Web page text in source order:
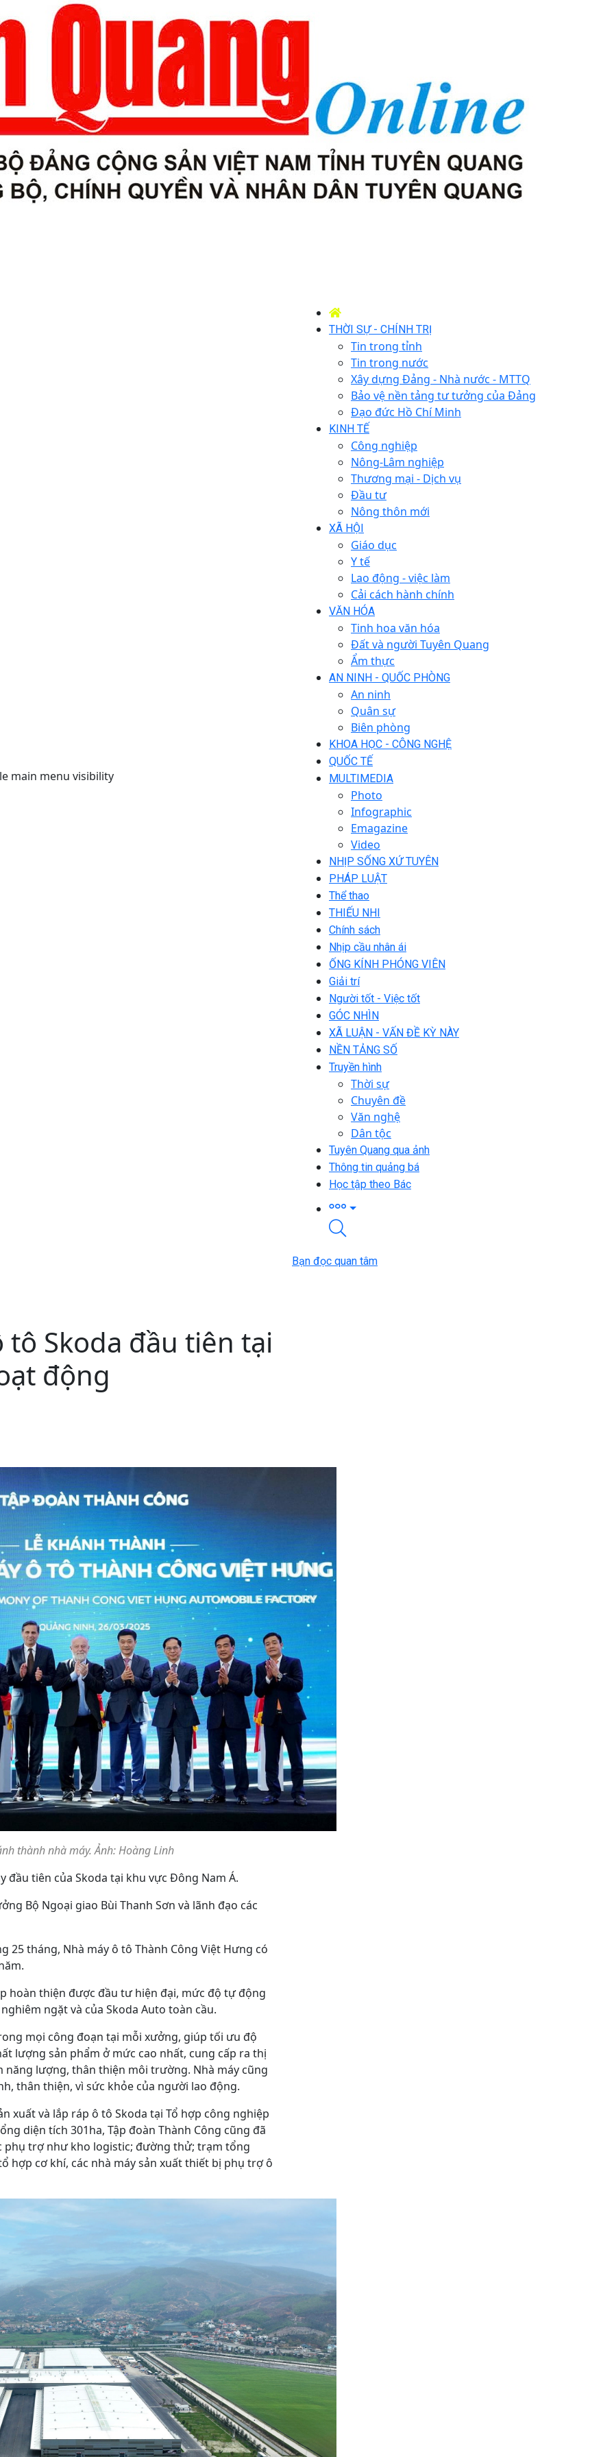
main menu visibility
THỜI SỰ - CHÍNH TRỊ
Tin trong tỉnh
Tin trong nước
Xây dựng Đảng - Nhà nước - MTTQ
Bảo vệ nền tảng tư tưởng của Đảng
Đạo đức Hồ Chí Minh
KINH TẾ
Công nghiệp
Nông-Lâm nghiệp
Thương mại - Dịch vụ
Đầu tư
Nông thôn mới
XÃ HỘI
Giáo dục
Y tế
Lao động - việc làm
Cải cách hành chính
VĂN HÓA
Tinh hoa văn hóa
Đất và người Tuyên Quang
Ẩm thực
AN NINH - QUỐC PHÒNG
An ninh
Quân sự
Biên phòng
KHOA HỌC - CÔNG NGHỆ
QUỐC TẾ
MULTIMEDIA
Photo
Infographic
Emagazine
Video
NHỊP SỐNG XỨ TUYÊN
PHÁP LUẬT
Thể thao
THIẾU NHI
Chính sách
Nhịp cầu nhân ái
ỐNG KÍNH PHÓNG VIÊN
Giải trí
Người tốt - Việc tốt
GÓC NHÌN
XÃ LUẬN - VẤN ĐỀ KỲ NÀY
NỀN TẢNG SỐ
Truyền hình
Thời sự
Chuyên đề
Văn nghệ
Dân tộc
Tuyên Quang qua ảnh
Thông tin quảng bá
Học tập theo Bác
Skoda đầu tiên tại
động
thành nhà máy. Ảnh: Hoàng Linh
tiên của Skoda tại khu vực Đông Nam Á.
Bộ Ngoại giao Bùi Thanh Sơn và lãnh đạo các
tháng, Nhà máy ô tô Thành Công Việt Hưng có
hoàn thiện được đầu tư hiện đại, mức độ tự động
ngặt và của Skoda Auto toàn cầu.
mọi công đoạn tại mỗi xưởng, giúp tối ưu độ
lượng sản phẩm ở mức cao nhất, cung cấp ra thị
lượng, thân thiện môi trường. Nhà máy cũng
thân thiện, vì sức khỏe của người lao động.
xuất và lắp ráp ô tô Skoda tại Tổ hợp công nghiệp
diện tích 301ha, Tập đoàn Thành Công cũng đã
phụ trợ như kho logistic; đường thử; trạm tổng
hợp cơ khí, các nhà máy sản xuất thiết bị phụ trợ ô
Bạn đọc quan tâm